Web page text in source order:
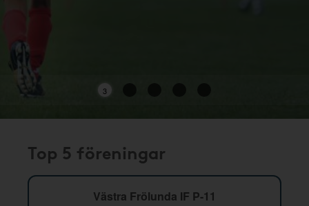
3
Top 5 föreningar
Västra Frölunda IF P-11